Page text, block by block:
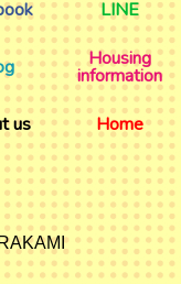
LINE
Housing
information
us Home